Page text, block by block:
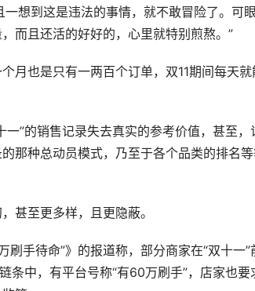
想到这是违法的事情，就不敢冒险了。可
而且还活的好好的，心里就特别煎熬。”
月也是只有一两百个订单，双11期间每天
”的销售记录失去真实的参考价值，甚至
那种总动员模式，乃至于各个品类的排名
甚至更多样，且更隐蔽。
手待命”》的报道称，部分商家在“双十一
条中，有平台号称“有60万刷手”，店家也